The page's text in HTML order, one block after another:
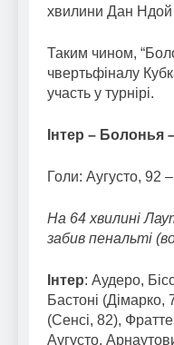
хвилини Дан
Таким чином,
чвертьфіналу
участь у турнірі.
Інтер – Болонья
Голи: Аугусто, 92
На 64 хвилині
забив пенальті
Інтер: Аудеро,
Бастоні (Дімарко,
(Сенсі, 82),
Аугусто,